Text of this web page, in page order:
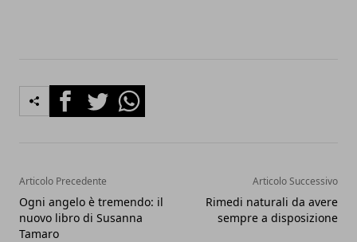
FacebookTwitterWhatsapp
Articolo Precedente
Ogni angelo è tremendo: il
nuovo libro di Susanna
Tamaro
Articolo Successivo
Rimedi naturali da avere
sempre a disposizione